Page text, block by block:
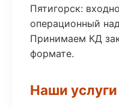
Пятигорск:
операционный
Принимаем КД
формате.
Наши услуги